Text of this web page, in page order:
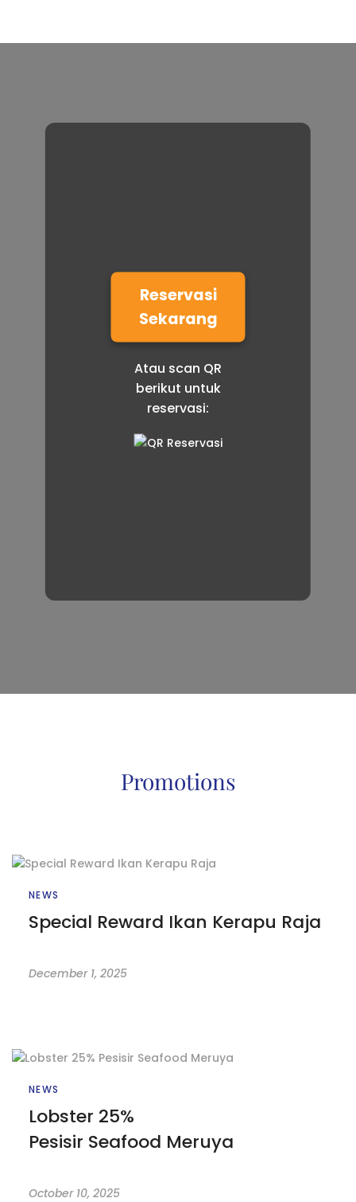
Reservasi
Sekarang
Atau scan QR
berikut untuk
reservasi:
Promotions
NEWS
Special Reward Ikan Kerapu Raja
December 1, 2025
NEWS
Lobster 25%
Pesisir Seafood Meruya
October 10, 2025